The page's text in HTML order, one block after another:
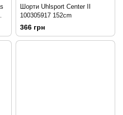
Шорти Uhlsport Center II
100305917 152cm
366 грн